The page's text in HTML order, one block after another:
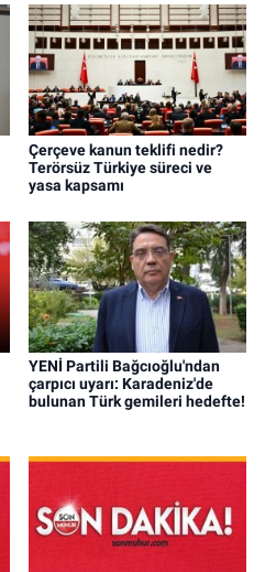
Çerçeve kanun teklifi nedir?
Terörsüz Türkiye süreci ve
yasa kapsamı
YENİ Partili Bağcıoğlu'ndan
çarpıcı uyarı: Karadeniz'de
bulunan Türk gemileri hedefte!